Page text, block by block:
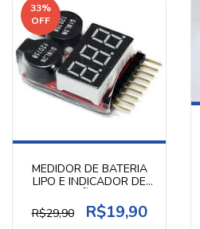
33%
OFF
MEDIDOR DE BATERIA
LIPO E INDICADOR DE
R$29,90
R$19,90